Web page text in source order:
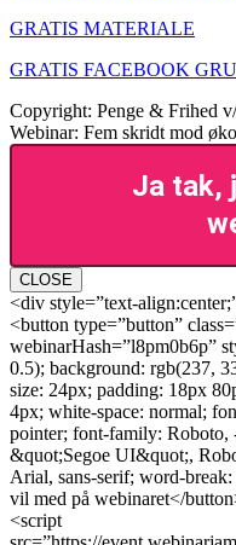
GRATIS MATERIALE
GRATIS FACEBOOK
Copyright: Penge & Frihed
Webinar: Fem skridt mod
Ja tak,
CLOSE
<div style=”text-
<button type=”button”
webinarHash=”l8pm0b6p”
0.5); background: rgb(237,
size: 24px; padding: 18px
4px; white-space: normal;
pointer; font-family: Roboto,
&quot;Segoe UI&quot;,
Arial, sans-serif; word-
vil med på webinaret</
<script